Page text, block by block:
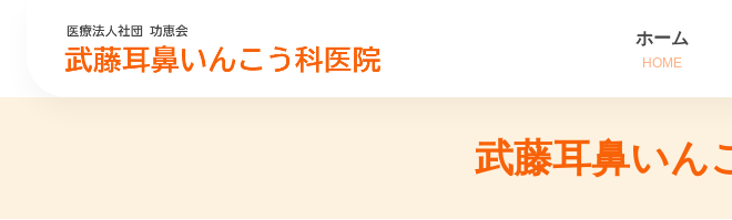
ホーム
HOME
診療
武藤耳鼻いん